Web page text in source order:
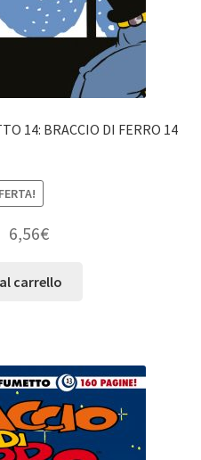
14: BRACCIO DI FERRO 14
6,56€
carrello